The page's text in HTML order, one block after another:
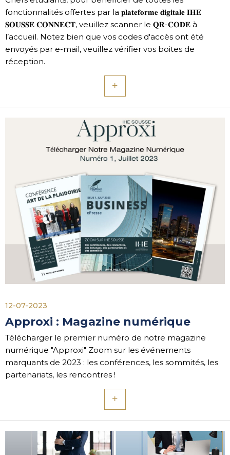
fonctionnalités offertes par la 𝐩𝐥𝐚𝐭𝐞𝐟𝐨𝐫𝐦𝐞 𝐝𝐢𝐠𝐢𝐭𝐚𝐥𝐞 𝐈𝐇𝐄
𝐒𝐎𝐔𝐒𝐒𝐄 𝐂𝐎𝐍𝐍𝐄𝐂𝐓, veuillez scanner le 𝐐𝐑-𝐂𝐎𝐃𝐄 à
l’accueil. Notez bien que vos codes d'accès ont été
envoyés par e-mail, veuillez vérifier vos boites de
réception.
12-07-2023
Approxi : Magazine numérique
Télécharger le premier numéro de notre magazine
numérique "Approxi" Zoom sur les événements
marquants de 2023 : les conférences, les sommités, les
partenariats, les rencontres !